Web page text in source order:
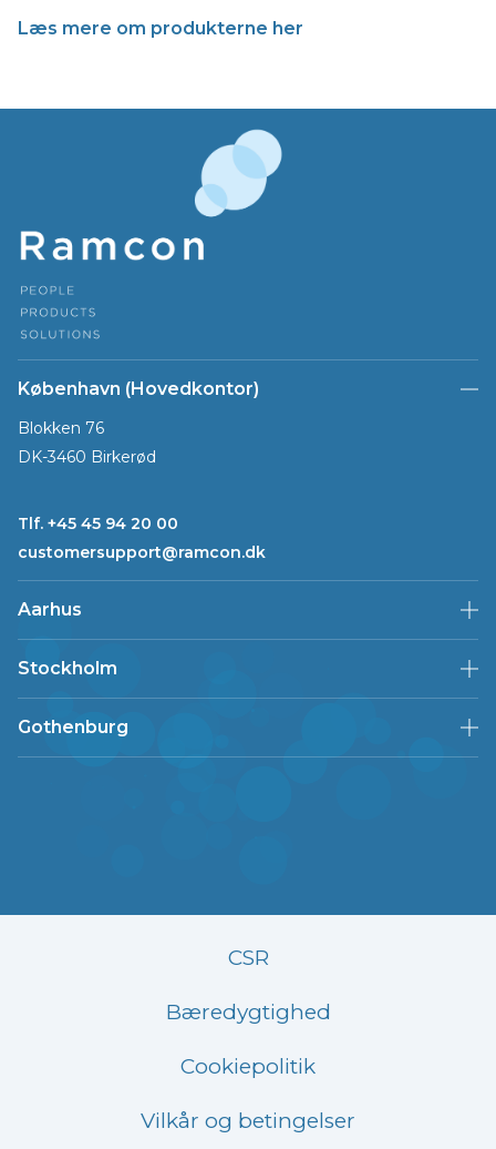
Læs mere om produkterne her
København (Hovedkontor)
Blokken 76
DK-3460 Birkerød
Tlf. +45 45 94 20 00
customersupport@ramcon.dk
Aarhus
Stockholm
Gothenburg
CSR
Bæredygtighed
Cookiepolitik
Vilkår og betingelser